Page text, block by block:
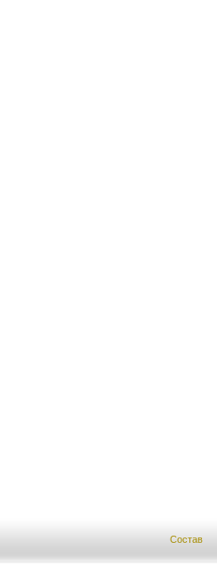
Состав